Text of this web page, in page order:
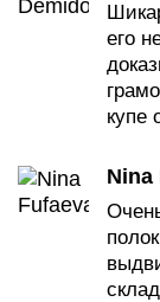
его
купе
Nina